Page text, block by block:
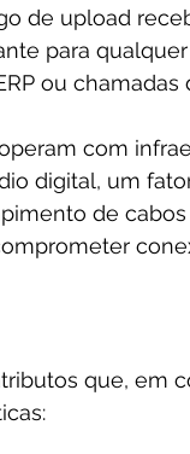
de upload
para
ou chamadas
com
digital, um
de
que, em